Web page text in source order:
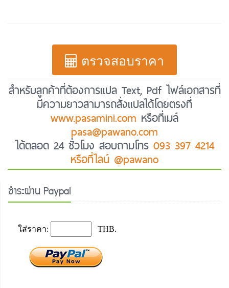
ตรวจสอบราคา
สำหรับลูกค้าที่ต้องการแปล Text, Pdf ไฟล์เอกสารที่
มีความยาวสามารถสั่งแปลได้โดยตรงที่
www.pasamini.com หรือที่เมล์
pasa@pawano.com
ได้ตลอด 24 ชั่วโมง สอบถามโทร 093 397 4214
หรือที่ไลน์ @pawano
ชำระผ่าน Paypal